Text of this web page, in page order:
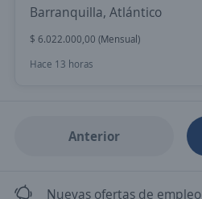
Barranquilla, Atlántico
$ 6.022.000,00 (Mensual)
Hace 13 horas
Anterior
Nuevas ofertas de empleo